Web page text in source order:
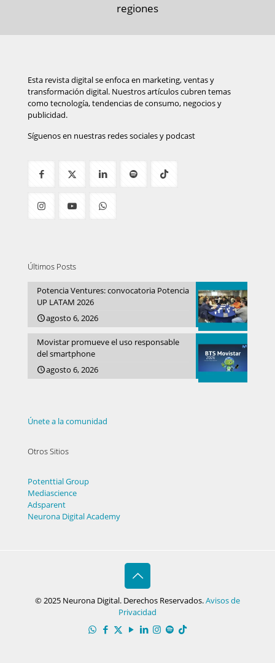
regiones
Esta revista digital se enfoca en marketing, ventas y
transformación digital. Nuestros artículos cubren temas
como tecnología, tendencias de consumo, negocios y
publicidad.
Síguenos en nuestras redes sociales y podcast
Últimos Posts
Potencia Ventures: convocatoria Potencia
UP LATAM 2026
agosto 6, 2026
Movistar promueve el uso responsable
del smartphone
agosto 6, 2026
Únete a la comunidad
Otros Sitios
Potenttial Group
Mediascience
Adsparent
Neurona Digital Academy
© 2025 Neurona Digital. Derechos Reservados.Avisos de
Privacidad